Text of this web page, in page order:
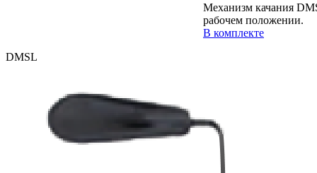
Механизм качания
рабочем положении.
В комплекте
DMSL